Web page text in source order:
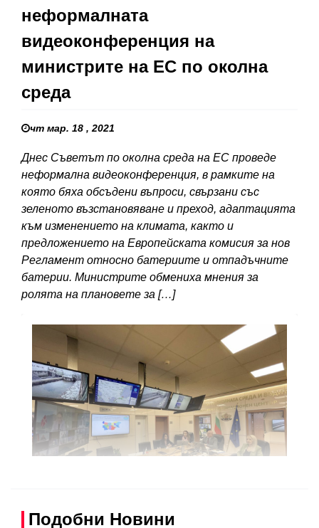
неформалната
видеоконференция на
министрите на ЕС по околна
среда
чт мар. 18 , 2021
Днес Съветът по околна среда на ЕС проведе
неформална видеоконференция, в рамките на
която бяха обсъдени въпроси, свързани със
зеленото възстановяване и преход, адаптацията
към изменението на климата, както и
предложението на Европейската комисия за нов
Регламент относно батериите и отпадъчните
батерии. Министрите обмениха мнения за
ролята на плановете за […]
Подобни Новини